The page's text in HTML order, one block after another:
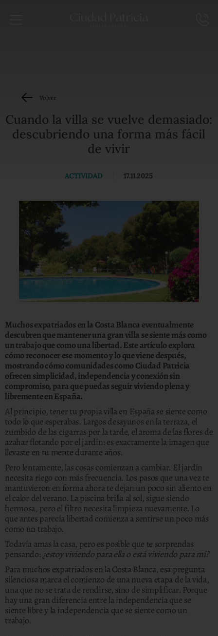
Volver
Cuando la villa se vuelve demasiado:
descubriendo una forma más fácil
de vivir
ACTIVIDAD 17.11.2025
Muchos expatriados en la Costa Blanca eventualmente
descubren que mantener una gran villa se siente más como
un trabajo que como una libertad. Este artículo explora
cómo reconocer ese momento y lo que viene después,
mostrando cómo comunidades como Ciudad Patricia
ofrecen simplicidad, independencia y conexión sin
compromiso, para que puedas seguir viviendo plena y
libremente en España.
Al principio, tener tu propia villa en España se siente como
todo lo que esperabas. Largos desayunos en la terraza, el
zumbido de las cigarras por la tarde, el aroma de las flores de
azahar flotando por el jardín: es exactamente la imagen que
llevaste en tu mente durante años.
Pero lentamente, las cosas comienzan a cambiar. El jardín
necesita riego con más frecuencia. Los pasos que una vez te
mantuvieron en forma ahora te dejan un poco sin aliento en
el calor del verano. La piscina brilla al sol, sigue siendo
hermosa, pero el filtro necesita limpieza nuevamente. Lo
que antes parecía libertad comienza a sentirse un poco más
como un trabajo.
Todavía amas la casa, pero es posible que te sorprendas
pensando: ¿estoy viviendo para ella o está viviendo para mí?
Para muchos expatriados en la Costa Blanca, esa pregunta
silenciosa marca el comienzo de una nueva etapa de la vida,
una que no se trata de rendirse, sino de simplificar. Porque
hay una gran diferencia entre la independencia que se
siente libre y la independencia que se siente como un
trabajo.